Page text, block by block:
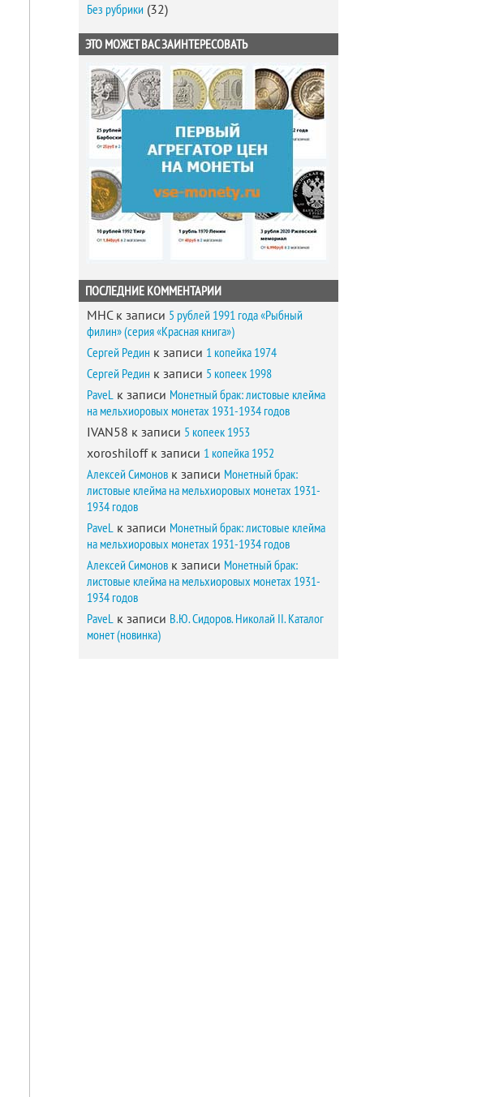
Без рубрики (32)
ЭТО МОЖЕТ ВАС ЗАИНТЕРЕСОВАТЬ
ПОСЛЕДНИЕ КОММЕНТАРИИ
MHCк записи 5 рублей 1991 года «Рыбный
филин» (серия «Красная книга»)
Сергей Редин к записи 1 копейка 1974
Сергей Редин к записи 5 копеек 1998
PaveL к записи Монетный брак: листовые клейма
на мельхиоровых монетах 1931-1934 годов
IVAN58 к записи 5 копеек 1953
xoroshiloffк записи 1 копейка 1952
Алексей Симонов к записи Монетный брак:
листовые клейма на мельхиоровых монетах 1931-
1934 годов
PaveL к записи Монетный брак: листовые клейма
на мельхиоровых монетах 1931-1934 годов
Алексей Симонов к записи Монетный брак:
листовые клейма на мельхиоровых монетах 1931-
1934 годов
PaveL к записи В.Ю. Сидоров. Николай II. Каталог
монет (новинка)